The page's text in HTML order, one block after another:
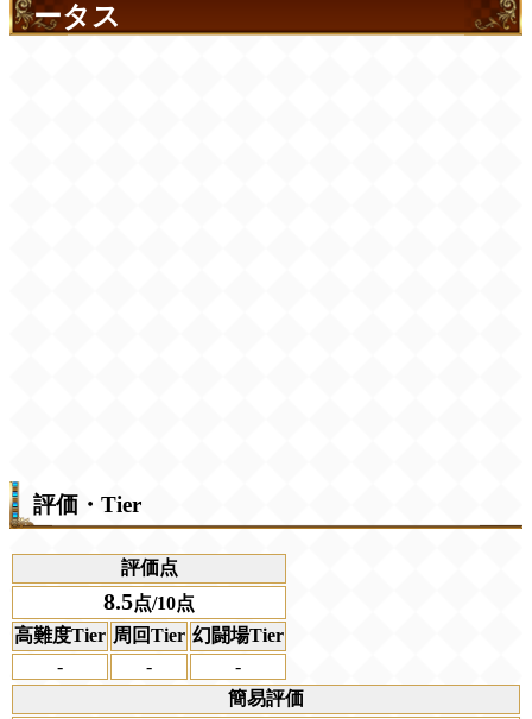
ータス
評価・Tier
評価点
8.5点/10点
高難度Tier 周回Tier 幻闘場Tier
-
-
-
簡易評価